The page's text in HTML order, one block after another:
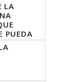
LA
PUEDA
QUE